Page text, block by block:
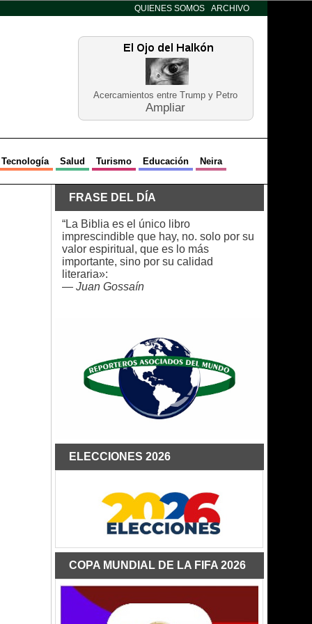
QUIENES SOMOS ARCHIVO
Acercamientos entre Trump y Petro
Ampliar
Tecnología Salud Turismo Educación Neira
FRASE DEL DÍA
“La Biblia es el único libro
imprescindible que hay, no. solo por su
valor espiritual, que es lo más
importante, sino por su calidad
literaria»:
— Juan Gossaín
ELECCIONES 2026
COPA MUNDIAL DE LA FIFA 2026